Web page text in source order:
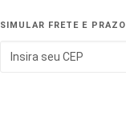
SIMULAR FRETE E PRAZO